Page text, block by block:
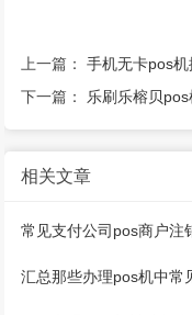
上一篇：手机无卡pos机
下一篇： 乐刷乐榕贝
相关文章
常见支付公司pos商户注
汇总！
汇总那些办理pos机中常